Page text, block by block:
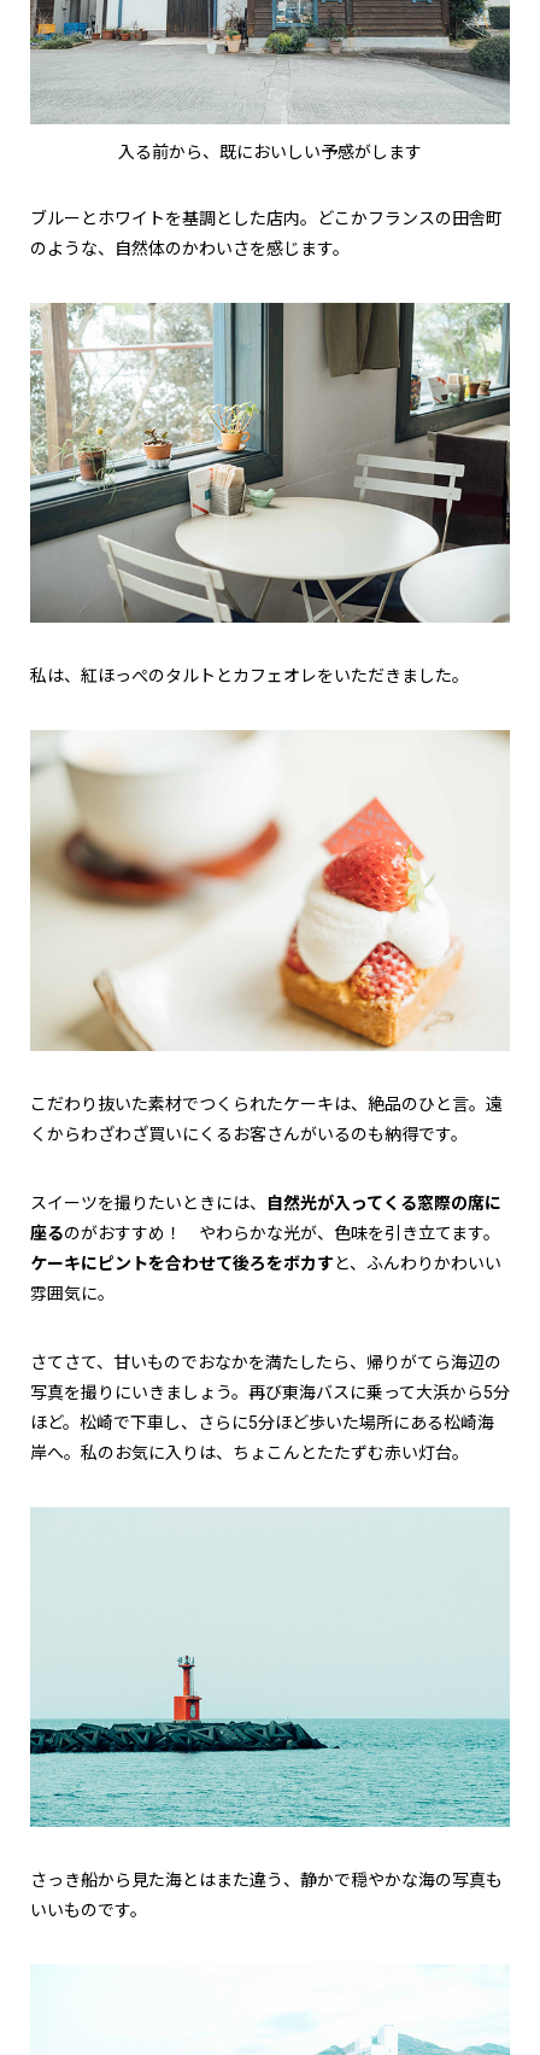
入る前から、既においしい予感がします
ブルーとホワイトを基調とした店内。どこかフランスの田舎町
のような、自然体のかわいさを感じます。
私は、紅ほっぺのタルトとカフェオレをいただきました。
こだわり抜いた素材でつくられたケーキは、絶品のひと言。遠
くからわざわざ買いにくるお客さんがいるのも納得です。
スイーツを撮りたいときには、
自然光が入ってくる窓際の席に
座るのがおすすめ！ やわらかな光が、色味を引き立てます。
ケーキにピントを合わせて後ろをボカすと、ふんわりかわいい
雰囲気に。
さてさて、甘いものでおなかを満たしたら、帰りがてら海辺の
写真を撮りにいきましょう。再び東海バスに乗って大浜から5分
ほど。松崎で下車し、さらに5分ほど歩いた場所にある松崎海
岸へ。私のお気に入りは、ちょこんとたたずむ赤い灯台。
さっき船から見た海とはまた違う、静かで穏やかな海の写真も
いいものです。